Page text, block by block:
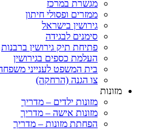
מגשרת במרכז
ממזרים ופסולי חיתון
גירושין בישראל
סימנים לבגידה
פתיחת תיק גירושין ברבנות
העלמת כספים בגירושין
בית המשפט לענייני משפחה
צו הגנה (הרחקה)
מזונות ילדים – מדריך
מזונות אישה – מדריך
הפחתת מזונות – מדריך